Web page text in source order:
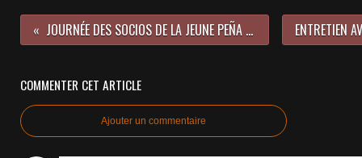
JOURNÉE DES SOCIOS DE LA JEUNE PEÑA CASANUEVA
COMMENTER CET ARTICLE
Ajouter un commentaire